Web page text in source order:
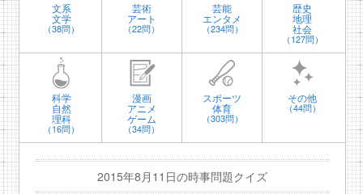
文系
文学
（38問）
芸術
アート
（22問）
芸能
エンタメ
（234問）
歴史
地理
社会
（127問）
科学
自然
理科
（16問）
漫画
アニメ
ゲーム
（34問）
スポーツ
体育
（303問）
その他
（44問）
2015年8月11日の時事問題クイズ